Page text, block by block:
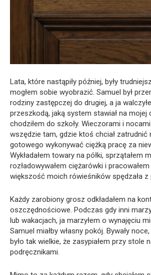
Lata, które nastąpiły później, były
mogłem sobie wyobrazić. Samuel był
rodziny zastępczej do drugiej, a ja
przeszkodą, jaką system stawiał na mojej
chodziłem do szkoły. Wieczorami i
wszędzie tam, gdzie ktoś chciał zatrudnić
gotowego wykonywać ciężką pracę za
Wykładałem towary na półki, sprzątałem
rozładowywałem ciężarówki i
większość moich rówieśników spędzała z
Każdy zarobiony grosz odkładałem na
oszczędnościowe. Podczas gdy inni
lub wakacjach, ja marzyłem o wynajęciu
Samuel miałby własny pokój. Bywały
było tak wielkie, że zasypiałem przy stole
podręcznikami.